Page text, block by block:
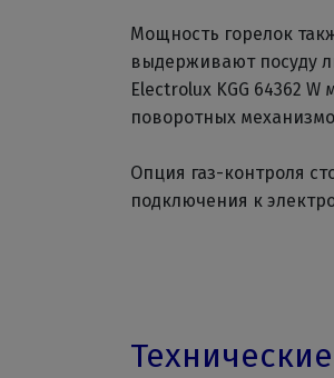
Мощность горелок
выдерживают посуду
Electrolux KGG 64362
поворотных
Опция газ-контроля
подключения к